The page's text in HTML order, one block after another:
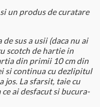
un produs de curatare
sus a usii (daca nu ai
scotch de hartie in
din primii 10 cm din
si continua cu dezlipitul
jos. La sfarsit, taie cu
ai desfacut si bucura-